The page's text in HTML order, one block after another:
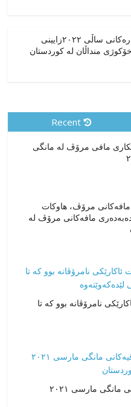
ڕاپۆرت و ئامارەکانی ساڵی ٢٠٢٢زایینی
منداڵان لە کوردستان
Recent
مافی مرۆڤ له‌ مانگی
مرۆڤ، هاوکات
مافەکانی مرۆڤ لە
نامرۆڤانە بوو کە تا
ڕاپۆرتی پێشێلکاریە ماف مرۆڤیەکانی مانگی مارسی ٢٠٢١